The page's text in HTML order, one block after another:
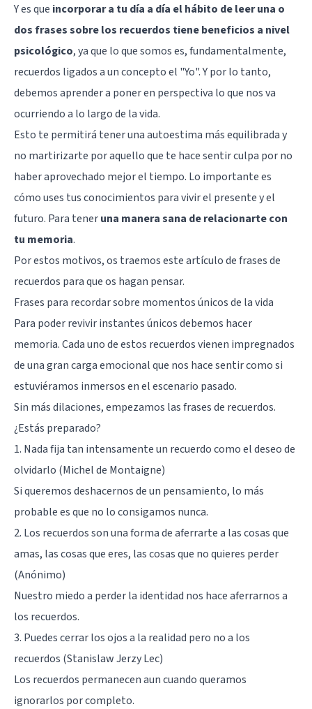
Y es que incorporar a tu día a día el hábito de leer una o
dos frases sobre los recuerdos tiene beneficios a nivel
psicológico, ya que lo que somos es, fundamentalmente,
recuerdos ligados a un concepto el "Yo". Y por lo tanto,
debemos aprender a poner en perspectiva lo que nos va
ocurriendo a lo largo de la vida.
Esto te permitirá tener una autoestima más equilibrada y
no martirizarte por aquello que te hace sentir culpa por no
haber aprovechado mejor el tiempo. Lo importante es
cómo uses tus conocimientos para vivir el presente y el
futuro. Para teneruna manera sana de relacionarte con
tu memoria.
Por estos motivos, os traemos este artículo de frases de
recuerdos para que os hagan pensar.
Frases para recordar sobre momentos únicos de la vida
Para poder revivir instantes únicos debemos hacer
memoria. Cada uno de estos recuerdos vienen impregnados
de una gran carga emocional que nos hace sentir como si
estuviéramos inmersos en el escenario pasado.
Sin más dilaciones, empezamos las frases de recuerdos.
¿Estás preparado?
1. Nada fija tan intensamente un recuerdo como el deseo de
olvidarlo (Michel de Montaigne)
Si queremos deshacernos de un pensamiento, lo más
probable es que no lo consigamos nunca.
2. Los recuerdos son una forma de aferrarte a las cosas que
amas, las cosas que eres, las cosas que no quieres perder
(Anónimo)
Nuestro miedo a perder la identidad nos hace aferrarnos a
los recuerdos.
3. Puedes cerrar los ojos a la realidad pero no a los
recuerdos (Stanislaw Jerzy Lec)
Los recuerdos permanecen aun cuando queramos
ignorarlos por completo.